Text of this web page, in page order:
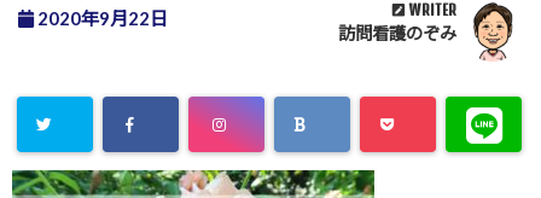
2020年9月22日 WRITER
訪問看護のぞみ